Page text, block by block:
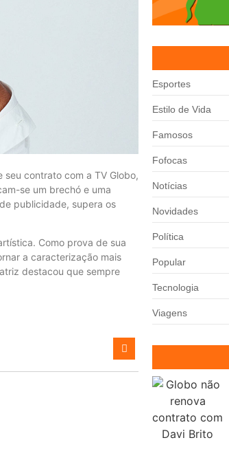
contrato com a TV Globo,
se um brechó e uma
publicidade, supera os
Como prova de sua
a caracterização mais
destacou que sempre
Esportes
Estilo de Vida
Famosos
Fofocas
Notícias
Novidades
Política
Popular
Tecnologia
Viagens